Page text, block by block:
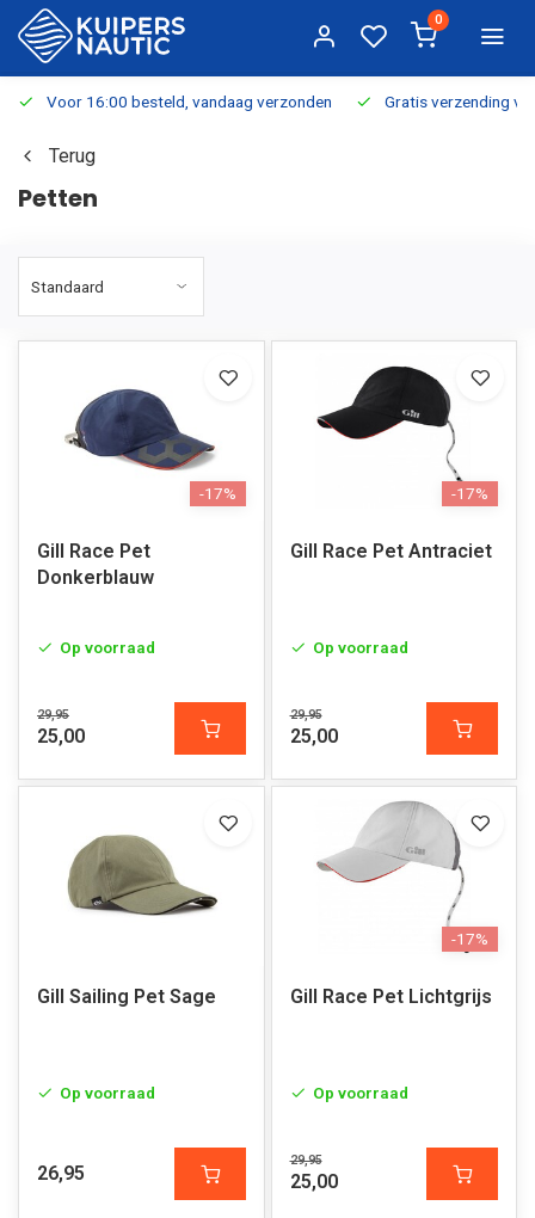
0
Voor 16:00 besteld, vandaag verzonden Gratis verzending
Terug
Petten
-17%
Gill Race Pet
Donkerblauw
Op voorraad
29,95
25,00
-17%
Gill Race Pet Antraciet
Op voorraad
29,95
25,00
Gill Sailing Pet Sage
Op voorraad
26,95
-17%
Gill Race Pet Lichtgrijs
Op voorraad
29,95
25,00